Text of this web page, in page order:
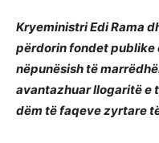
Kryeministri Edi Rama
përdorin fondet publike
nëpunësish të
avantazhuar llogaritë e
dëm të faqeve zyrtare